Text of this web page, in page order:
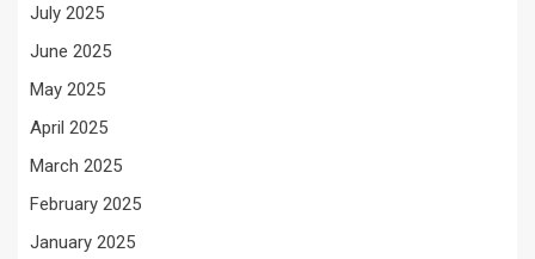
July 2025
June 2025
May 2025
April 2025
March 2025
February 2025
January 2025